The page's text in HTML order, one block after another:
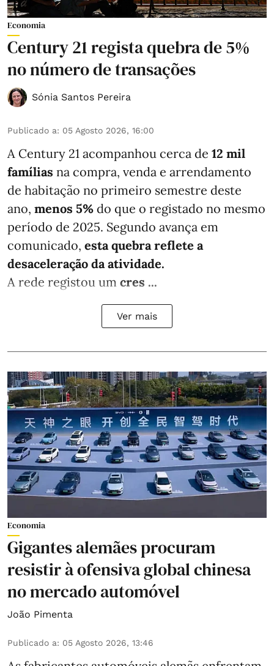
Economia
Century 21 regista quebra de 5%
no número de transações
Sónia Santos Pereira
Publicado a: 05 Agosto 2026, 16:00
A Century 21 acompanhou cerca de 12 mil
famílias na compra, venda e arrendamento
de habitação no primeiro semestre deste
ano, menos 5% do que o registado no mesmo
período de 2025. Segundo avança em
comunicado, esta quebra reflete a
desaceleração da atividade.
A rede registou um cres ...
Ver mais
Economia
Gigantes alemães procuram
resistir à ofensiva global chinesa
no mercado automóvel
João Pimenta
Publicado a: 05 Agosto 2026, 13:46